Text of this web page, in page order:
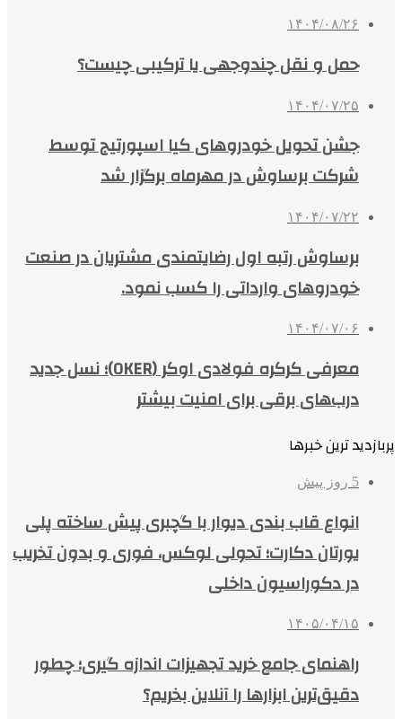
۱۴۰۴/۰۸/۲۶
حمل و نقل چندوجهی یا ترکیبی چیست؟
۱۴۰۴/۰۷/۲۵
جشن تحویل خودروهای کیا اسپورتیج توسط
شرکت برساوش در مهرماه برگزار شد
۱۴۰۴/۰۷/۲۲
برساوش رتبه اول رضایتمندی مشتریان در صنعت
خودروهای وارداتی را کسب نمود.
۱۴۰۴/۰۷/۰۶
معرفی کرکره فولادی اوکر (OKER)؛ نسل جدید
درب‌های برقی برای امنیت بیشتر
پربازدید ترین خبرها
5 روز پیش
انواع قاب بندی دیوار با گچبری پیش ساخته پلی
یورتان دکارت؛ تحولی لوکس، فوری و بدون تخریب
در دکوراسیون داخلی
۱۴۰۵/۰۴/۱۵
راهنمای جامع خرید تجهیزات اندازه گیری؛ چطور
دقیق‌ترین ابزارها را آنلاین بخریم؟